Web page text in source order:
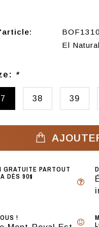
El
*
38 39
GRATUITE PARTOUT
DÈS 90$
!